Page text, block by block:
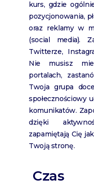
kurs, gdzie
pozycjonowania,
oraz reklamy w
(social media).
Twitterze,
Nie musisz
portalach,
Twoja grupa
społecznościowy
komunikatów.
dzięki
zapamiętają Cię
Twoją stronę.
Czas